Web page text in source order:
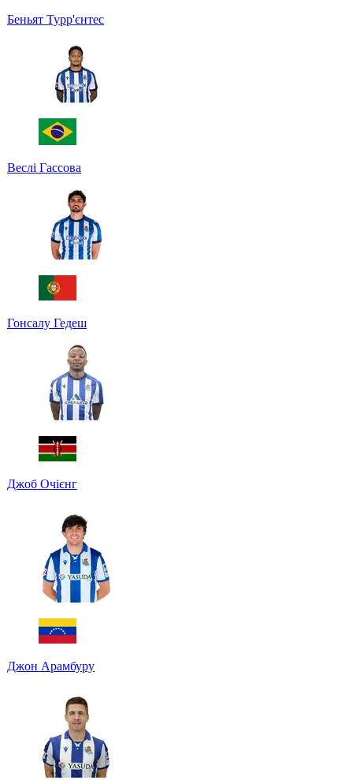
Беньят Турр'єнтес
Веслі Гассова
Гонсалу Гедеш
Джоб Очієнг
Джон Арамбуру